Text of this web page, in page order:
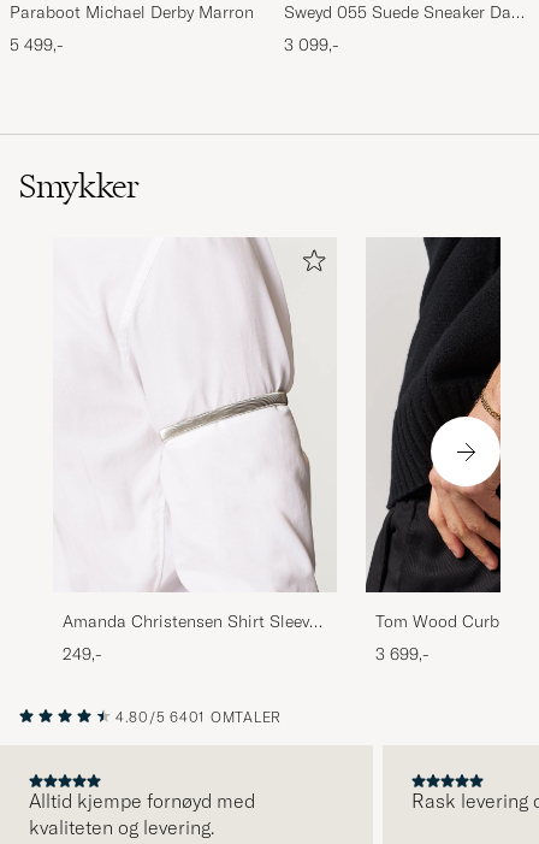
Paraboot Michael Derby Marron
5 499,-
Sweyd 055 Suede Sneaker Dark
Grey
3 099,-
Smykker
Amanda Christensen Shirt Sleeve
Holder Silver
249,-
Tom Wood Curb
3 699,-
4.80/5 6401 OMTALER
Alltid kjempe fornøyd med
kvaliteten og levering.
Rask levering